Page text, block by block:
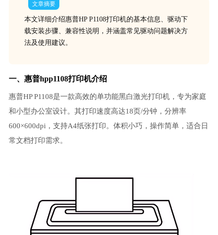
文章摘要
本文详细介绍惠普HP P1108打印机的基本信息、驱动下
载安装步骤、兼容性说明，并涵盖常见驱动问题解决方
法及使用建议。
一、惠普hpp1108打印机介绍
惠普HP P1108是一款高效的单功能黑白激光打印机，专为家庭
和小型办公室设计。其打印速度高达18页/分钟，分辨率
600×600dpi，支持A4纸张打印。体积小巧，操作简单，适合日
常文档打印需求。